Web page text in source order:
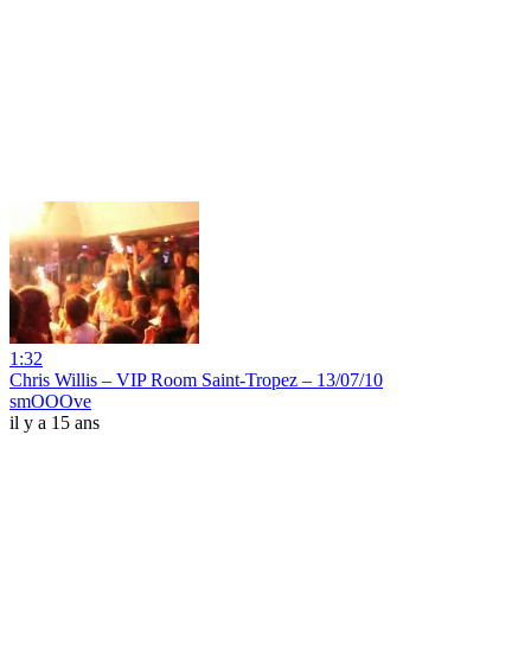
1:32
Chris Willis – VIP Room Saint-Tropez – 13/07/10
smOOOve
il y a 15 ans